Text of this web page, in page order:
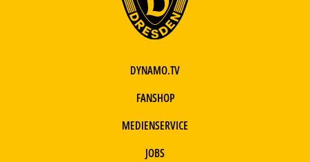
DYNAMO.TV
FANSHOP
MEDIENSERVICE
JOBS